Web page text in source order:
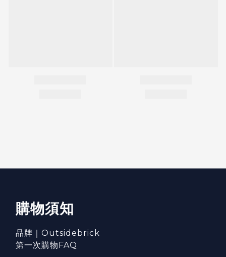
購物須知
品牌｜Outsidebrick
第一次購物FAQ